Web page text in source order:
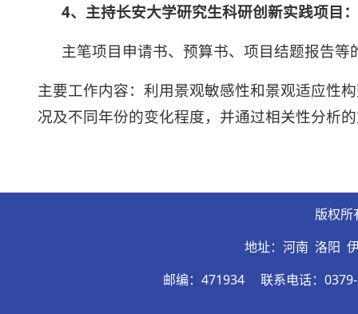
4、主持长安大学研究生科研创新实践项目
主笔项目申请书、预算书、项目结题报告等
主要工作内容：利用景观敏感性和景观适应性
况及不同年份的变化程度，并通过相关性分析
版权所
地址：河南 洛阳
邮编：471934
联系电话：